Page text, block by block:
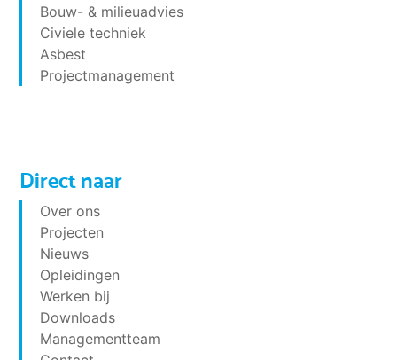
Bouw- & milieuadvies
Civiele techniek
Asbest
Projectmanagement
Direct naar
Over ons
Projecten
Nieuws
Opleidingen
Werken bij
Downloads
Managementteam